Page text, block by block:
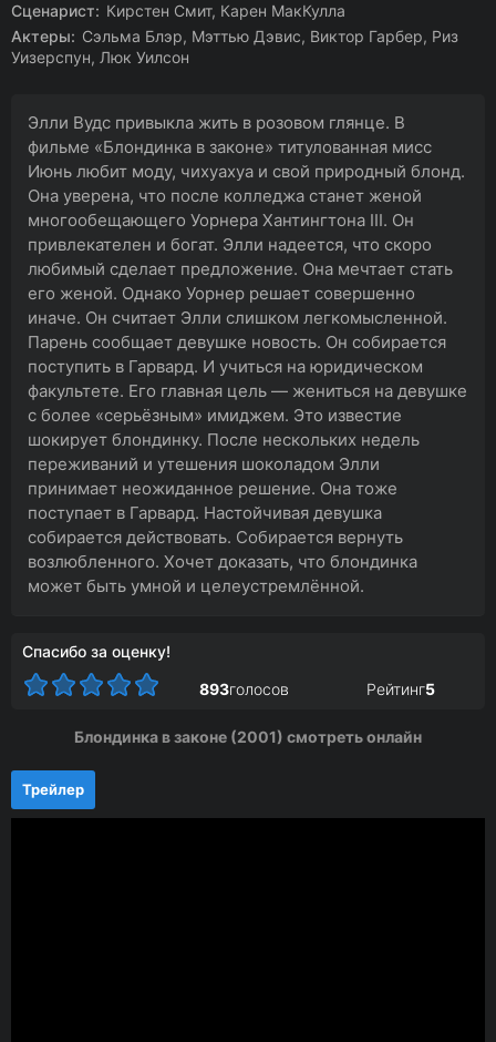
Сценарист: Кирстен Смит, Карен МакКулла
Актеры: Сэльма Блэр, Мэттью Дэвис, Виктор Гарбер, Риз
Уизерспун, Люк Уилсон
Элли Вудс привыкла жить в розовом глянце. В
фильме «Блондинка в законе» титулованная мисс
Июнь любит моду, чихуахуа и свой природный блонд.
Она уверена, что после колледжа станет женой
многообещающего Уорнера Хантингтона III. Он
привлекателен и богат. Элли надеется, что скоро
любимый сделает предложение. Она мечтает стать
его женой. Однако Уорнер решает совершенно
иначе. Он считает Элли слишком легкомысленной.
Парень сообщает девушке новость. Он собирается
поступить в Гарвард. И учиться на юридическом
факультете. Его главная цель — жениться на девушке
с более «серьёзным» имиджем. Это известие
шокирует блондинку. После нескольких недель
переживаний и утешения шоколадом Элли
принимает неожиданное решение. Она тоже
поступает в Гарвард. Настойчивая девушка
собирается действовать. Собирается вернуть
возлюбленного. Хочет доказать, что блондинка
может быть умной и целеустремлённой.
Спасибо за оценку!
893голосов Рейтинг5
Блондинка в законе (2001) смотреть онлайн
Трейлер